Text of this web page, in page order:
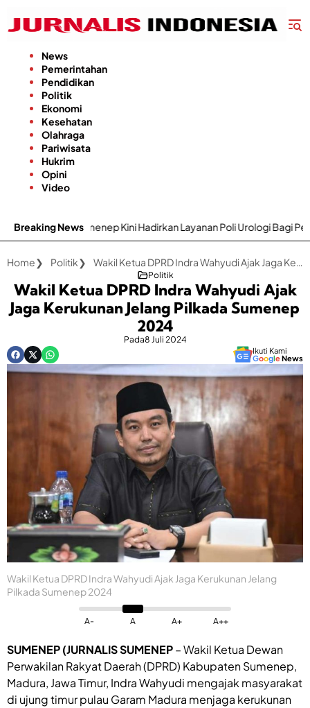
konten
News
Pemerintahan
Pendidikan
Politik
Ekonomi
Kesehatan
Olahraga
Pariwisata
Hukrim
Opini
Video
Breaking News
Hadirkan Layanan Poli Urologi Bagi Peserta BPJS Kesehatan
Home Politik Wakil Ketua DPRD Indra Wahyudi Ajak Jaga Kerukunan Jelang Pilkada Sumenep 2024
Politik
Wakil Ketua DPRD Indra Wahyudi Ajak
Jaga Kerukunan Jelang Pilkada Sumenep
2024
Pada8 Juli 2024
Ikuti Kami
GoogleNews
Wakil Ketua DPRD Indra Wahyudi Ajak Jaga Kerukunan Jelang
Pilkada Sumenep 2024
A- A A+ A++
SUMENEP (JURNALIS SUMENEP– Wakil Ketua Dewan
Perwakilan Rakyat Daerah (DPRD) Kabupaten Sumenep,
Madura, Jawa Timur, Indra Wahyudi mengajak masyarakat
di ujung timur pulau Garam Madura menjaga kerukunan